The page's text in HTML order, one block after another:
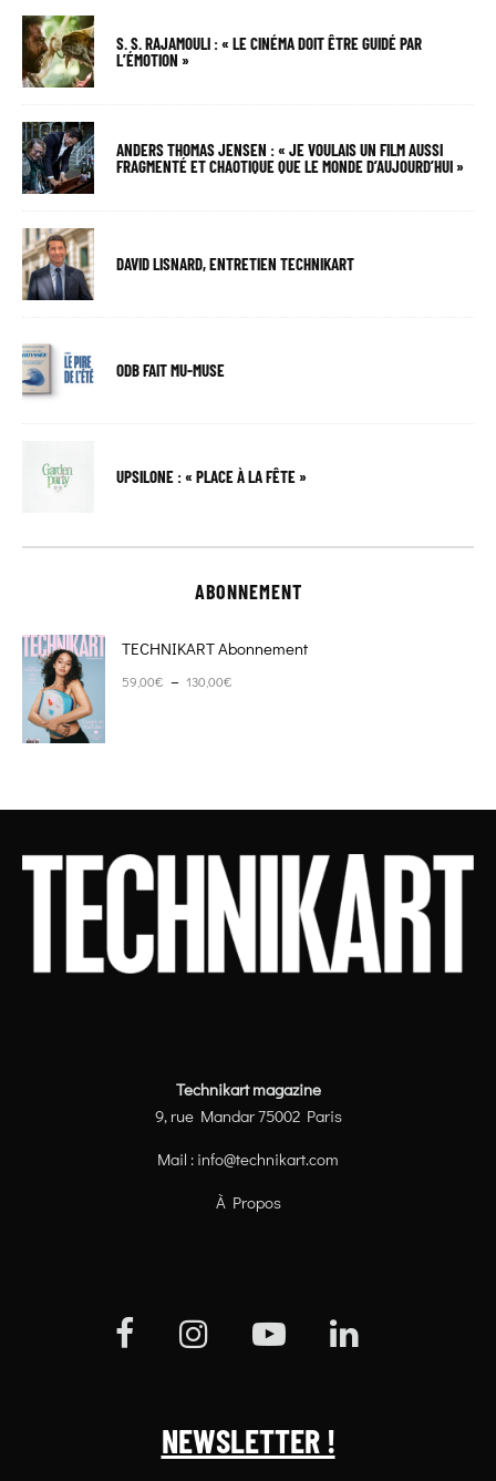
S. S. RAJAMOULI : « LE CINÉMA DOIT ÊTRE GUIDÉ PAR
L’ÉMOTION »
ANDERS THOMAS JENSEN : « JE VOULAIS UN FILM AUSSI
FRAGMENTÉ ET CHAOTIQUE QUE LE MONDE D’AUJOURD’HUI »
DAVID LISNARD, ENTRETIEN TECHNIKART
ODB FAIT MU-MUSE
UPSILONE : « PLACE À LA FÊTE »
ABONNEMENT
TECHNIKART Abonnement
59,00€ – 130,00€
Technikart magazine
9, rue Mandar 75002 Paris
Mail : info@technikart.com
À Propos
NEWSLETTER !